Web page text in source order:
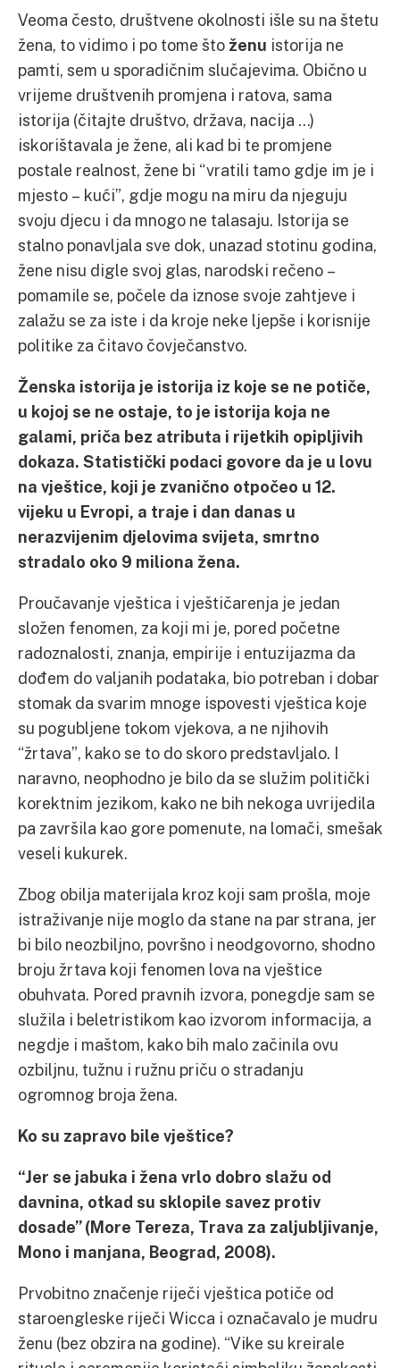
Veoma često, društvene okolnosti išle su na štetu
žena, to vidimo i po tome što ženu istorija ne
pamti, sem u sporadičnim slučajevima. Obično u
vrijeme društvenih promjena i ratova, sama
istorija (čitajte društvo, država, nacija …)
iskorištavala je žene, ali kad bi te promjene
postale realnost, žene bi “vratili tamo gdje im je i
mjesto – kući”, gdje mogu na miru da njeguju
svoju djecu i da mnogo ne talasaju. Istorija se
stalno ponavljala sve dok, unazad stotinu godina,
žene nisu digle svoj glas, narodski rečeno –
pomamile se, počele da iznose svoje zahtjeve i
zalažu se za iste i da kroje neke ljepše i korisnije
politike za čitavo čovječanstvo.
Ženska istorija je istorija iz koje se ne potiče,
u kojoj se ne ostaje, to je istorija koja ne
galami, priča bez atributa i rijetkih opipljivih
dokaza. Statistički podaci govore da je u lovu
na vještice, koji je zvanično otpočeo u 12.
vijeku u Evropi, a traje i dan danas u
nerazvijenim djelovima svijeta, smrtno
stradalo oko 9 miliona žena.
Proučavanje vještica i vještičarenja je jedan
složen fenomen, za koji mi je, pored početne
radoznalosti, znanja, empirije i entuzijazma da
dođem do valjanih podataka, bio potreban i dobar
stomak da svarim mnoge ispovesti vještica koje
su pogubljene tokom vjekova, a ne njihovih
“žrtava”, kako se to do skoro predstavljalo. I
naravno, neophodno je bilo da se služim politički
korektnim jezikom, kako ne bih nekoga uvrijedila
pa završila kao gore pomenute, na lomači, smešak
veseli kukurek.
Zbog obilja materijala kroz koji sam prošla, moje
istraživanje nije moglo da stane na par strana, jer
bi bilo neozbiljno, površno i neodgovorno, shodno
broju žrtava koji fenomen lova na vještice
obuhvata. Pored pravnih izvora, ponegdje sam se
služila i beletristikom kao izvorom informacija, a
negdje i maštom, kako bih malo začinila ovu
ozbiljnu, tužnu i ružnu priču o stradanju
ogromnog broja žena.
Ko su zapravo bile vještice?
“Jer se jabuka i žena vrlo dobro slažu od
davnina, otkad su sklopile savez protiv
dosade” (More Tereza, Trava za zaljubljivanje,
Mono i manjana, Beograd, 2008).
Prvobitno značenje riječi vještica potiče od
staroengleske riječi Wicca i označavalo je mudru
ženu (bez obzira na godine). “Vike su kreirale